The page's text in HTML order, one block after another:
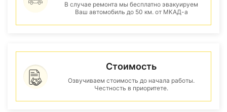
В случае ремонта мы бесплатно эвакуируем
Ваш автомобиль до 50 км. от МКАД-а
Стоимость
Озвучиваем стоимость до начала работы.
Честность в приоритете.